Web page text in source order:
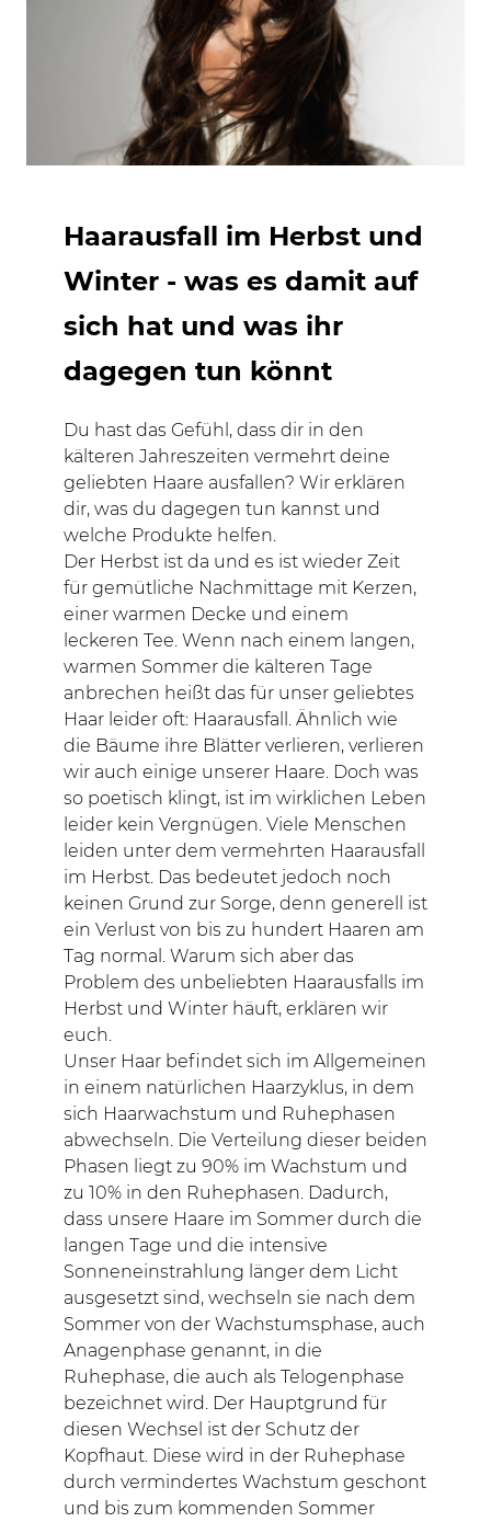
Haarausfall im Herbst und
Winter - was es damit auf
sich hat und was ihr
dagegen tun könnt
Du hast das Gefühl, dass dir in den
kälteren Jahreszeiten vermehrt deine
geliebten Haare ausfallen? Wir erklären
dir, was du dagegen tun kannst und
welche Produkte helfen.
Der Herbst ist da und es ist wieder Zeit
für gemütliche Nachmittage mit Kerzen,
einer warmen Decke und einem
leckeren Tee. Wenn nach einem langen,
warmen Sommer die kälteren Tage
anbrechen heißt das für unser geliebtes
Haar leider oft: Haarausfall. Ähnlich wie
die Bäume ihre Blätter verlieren, verlieren
wir auch einige unserer Haare. Doch was
so poetisch klingt, ist im wirklichen Leben
leider kein Vergnügen. Viele Menschen
leiden unter dem vermehrten Haarausfall
im Herbst. Das bedeutet jedoch noch
keinen Grund zur Sorge, denn generell ist
ein Verlust von bis zu hundert Haaren am
Tag normal. Warum sich aber das
Problem des unbeliebten Haarausfalls im
Herbst und Winter häuft, erklären wir
euch.
Unser Haar befindet sich im Allgemeinen
in einem natürlichen Haarzyklus, in dem
sich Haarwachstum und Ruhephasen
abwechseln. Die Verteilung dieser beiden
Phasen liegt zu 90% im Wachstum und
zu 10% in den Ruhephasen. Dadurch,
dass unsere Haare im Sommer durch die
langen Tage und die intensive
Sonneneinstrahlung länger dem Licht
ausgesetzt sind, wechseln sie nach dem
Sommer von der Wachstumsphase, auch
Anagenphase genannt, in die
Ruhephase, die auch als Telogenphase
bezeichnet wird. Der Hauptgrund für
diesen Wechsel ist der Schutz der
Kopfhaut. Diese wird in der Ruhephase
durch vermindertes Wachstum geschont
und bis zum kommenden Sommer